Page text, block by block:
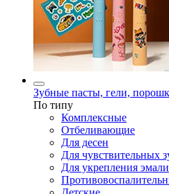
Зубные пасты, гели,
По типу
Комплексные
Отбеливающие
Для десен
Для чувствительных
Для укрепления эмали